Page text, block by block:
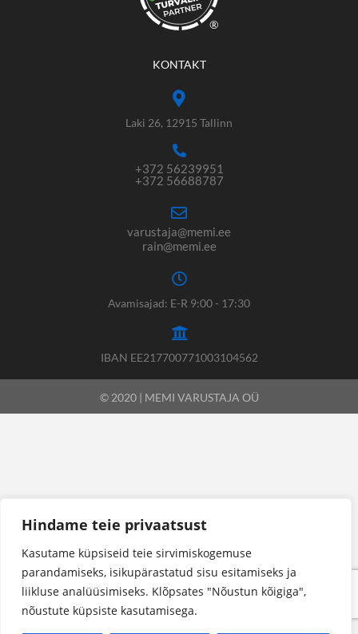
Hindame teie privaatsust
Kasutame küpsiseid teie sirvimiskogemuse
parandamiseks, isikupärastatud sisu esitamiseks ja
liikluse analüüsimiseks. Klõpsates "Nõustun kõigiga",
nõustute küpsiste kasutamisega.
®
KONTAKT
Laki 26, 12915 Tallinn
+372 56239951
+372 56688787
varustaja@memi.ee
rain@memi.ee
Avamisajad: E-R 9:00 - 17:30
IBAN EE217700771003104562
© 2020 | MEMI VARUSTAJA OÜ